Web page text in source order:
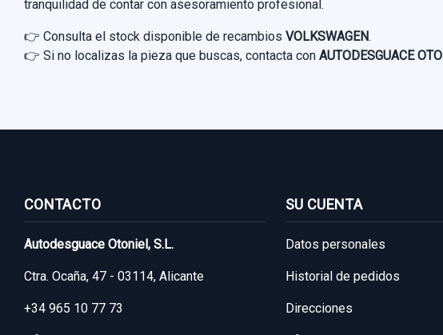
tranquilidad de contar con asesoramiento profesional.
👉 Consulta el stock disponible de recambios VOLKSWAGEN.
👉 Si no localizas la pieza que buscas, contacta con AUTODESGUACE
CONTACTO
Autodesguace Otoniel, S.L.
Ctra. Ocaña, 47 - 03114, Alicante
+34 965 10 77 73
SU CUENTA
Datos personales
Historial de pedidos
Direcciones